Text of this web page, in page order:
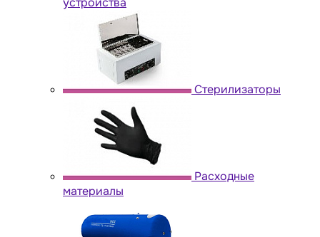
Стерилизаторы
Расходные
материалы